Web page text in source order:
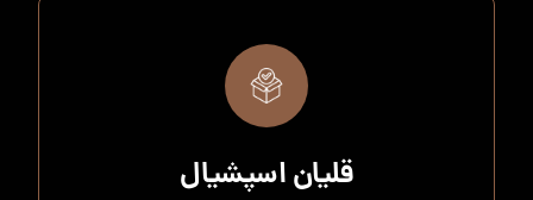
قلیان اسپشیال